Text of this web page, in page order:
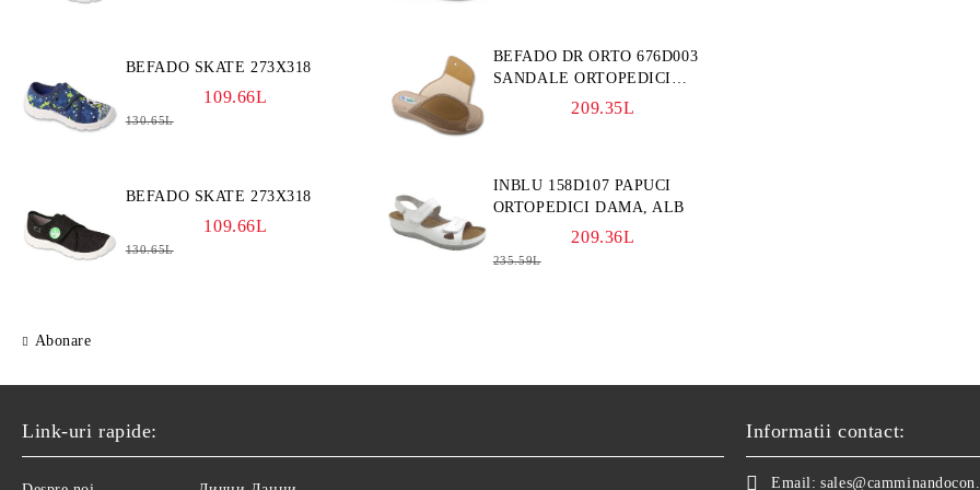
BEFADO SKATE 273X318
109.66L
130.65L
BEFADO SKATE 273X318
109.66L
130.65L
Abonare
BEFADO DR ORTO 676D003
SANDALE ORTOPEDICI
FEMEI, BLEUMARINE
209.35L
INBLU 158D107 PAPUCI
ORTOPEDICI DAMA, ALB
209.36L
235.59L
Link-uri rapide: Informatii contact:
Email: